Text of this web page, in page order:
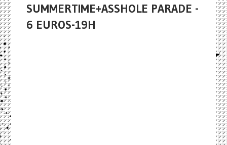
SUMMERTIME+ASSHOLE PARADE -
6 EUROS-19H